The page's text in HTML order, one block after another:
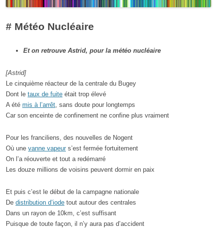
# Météo Nucléaire
Et on retrouve Astrid, pour la météo nucléaire
[Astrid]
Le cinquième réacteur de la centrale du Bugey
Dont le taux de fuite était trop élevé
A été mis à l’arrêt , sans doute pour longtemps
Car son enceinte de confinement ne confine plus vraiment
Pour les franciliens, des nouvelles de Nogent
Où une vanne vapeur s’est fermée fortuitement
On l’a réouverte et tout a redémarré
Les douze millions de voisins peuvent dormir en paix
Et puis c’est le début de la campagne nationale
De distribution d’iode tout autour des centrales
Dans un rayon de 10km, c’est suffisant
Puisque de toute façon, il n’y aura pas d’accident